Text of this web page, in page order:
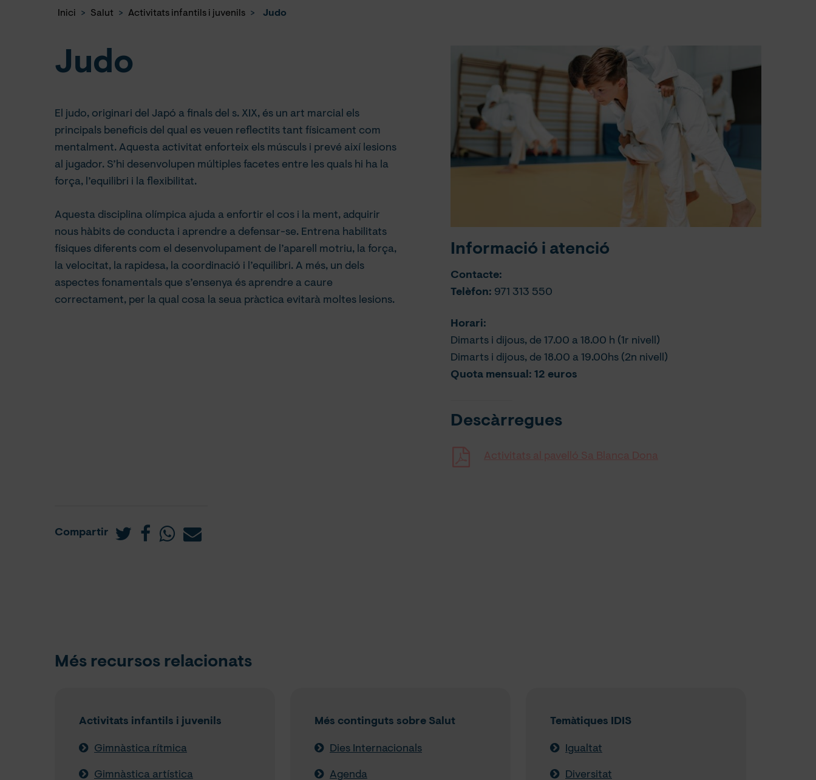
Inici > Salut > Activitats infantils i juvenils > Judo
Judo
El judo, originari del Japó a finals del s. XIX, és un art marcial els
principals beneficis del qual es veuen reflectits tant físicament com
mentalment. Aquesta activitat enforteix els músculs i prevé així lesions
al jugador. S’hi desenvolupen múltiples facetes entre les quals hi ha la
força, l’equilibri i la flexibilitat.
Aquesta disciplina olímpica ajuda a enfortir el cos i la ment, adquirir
nous hàbits de conducta i aprendre a defensar-se. Entrena habilitats
físiques diferents com el desenvolupament de l’aparell motriu, la força,
la velocitat, la rapidesa, la coordinació i l’equilibri. A més, un dels
aspectes fonamentals que s’ensenya és aprendre a caure
correctament, per la qual cosa la seua pràctica evitarà moltes lesions.
Informació i atenció
Contacte:
Telèfon: 971 313 550
Horari:
Dimarts i dijous, de 17.00 a 18.00 h (1r nivell)
Dimarts i dijous, de 18.00 a 19.00hs (2n nivell)
Quota mensual: 12 euros
Descàrregues
Activitats al pavelló Sa Blanca Dona
Compartir
Més recursos relacionats
Activitats infantils i juvenils
Gimnàstica rítmica
Gimnàstica artística
Més continguts sobre Salut
Dies Internacionals
Agenda
Temàtiques IDIS
Igualtat
Diversitat